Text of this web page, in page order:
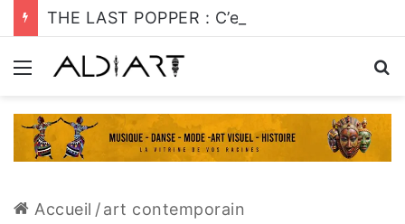
Menu
Accueil /art contemporain